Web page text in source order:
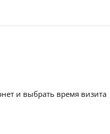
и выбрать время визита